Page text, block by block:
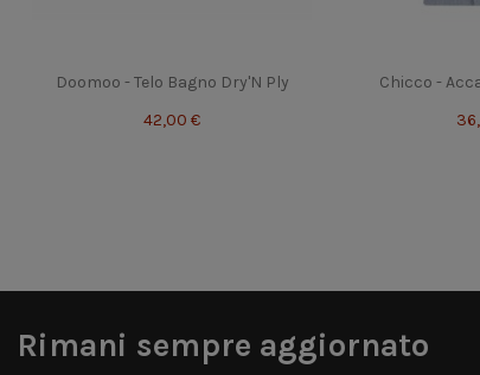
Doomoo - Telo Bagno Dry'N Ply
42,00 €
Chicco -
Rimani sempre aggiornato